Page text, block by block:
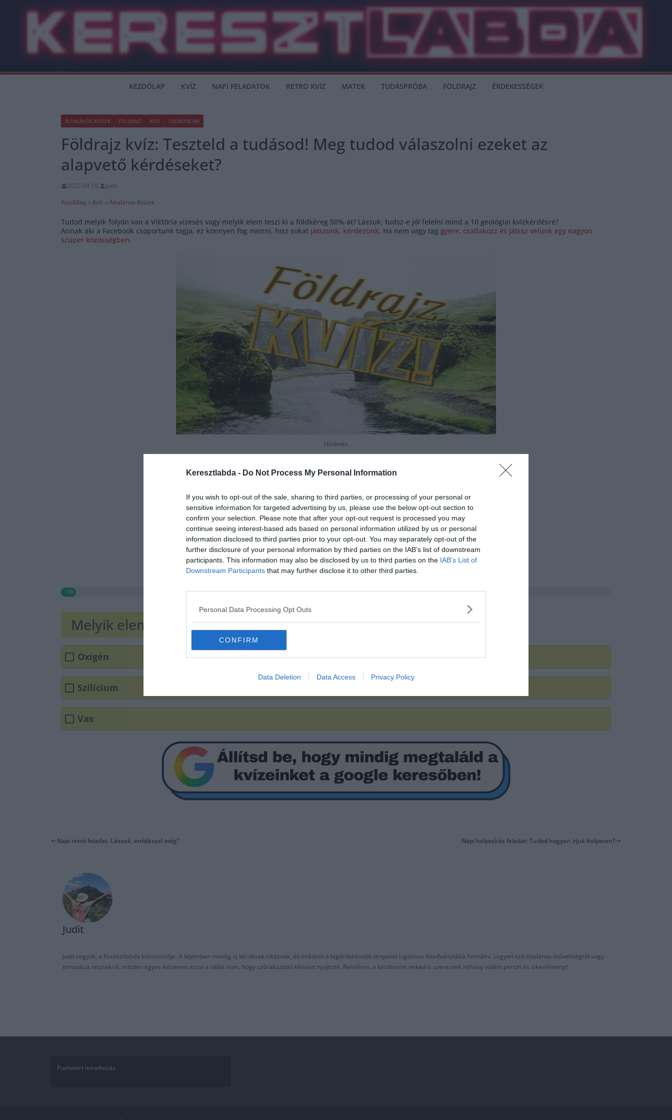
Keresztlabda - Do Not Process My Personal Information
If you wish to opt-out of the sale, sharing to third parties, or processing of your personal or
sensitive information for targeted advertising by us, please use the below opt-out section to
confirm your selection. Please note that after your opt-out request is processed you may
continue seeing interest-based ads based on personal information utilized by us or personal
information disclosed to third parties prior to your opt-out. You may separately opt-out of the
further disclosure of your personal information by third parties on the IAB’s list of downstream
participants. This information may also be disclosed by us to third parties on the IAB’s List of
Downstream Participants that may further disclose it to other third parties.
Personal Data Processing Opt Outs
CONFIRM
Data Deletion Data Access Privacy Policy
KEZDŐLAP KVÍZ NAPI FELADATOK RETRO KVÍZ MATEK TUDÁSPRÓBA FÖLDRAJZ ÉRDEKESSÉGEK
ÁLTALÁNOS KVÍZEK FÖLDRAJZ KVÍZ TUDÁSPRÓBA
Földrajz kvíz: Teszteld a tudásod! Meg tudod válaszolni ezeket az
alapvető kérdéseket?
2025.09.19.
Judit
Kezdőlap » Kvíz » Általános Kvízek
Tudod melyik folyón van a Viktória vízesés vagy melyik elem teszi ki a földkéreg 50%-át? Lássuk, tudsz-e jól felelni mind a 10 geológiai kvízkérdésre?
Annak aki a Facebook csoportunk tagja, ez könnyen fog menni, hisz sokat játszunk, kérdezünk. Ha nem vagy tag gyere, csatlakozz és játssz velünk egy nagyon
szuper közösségben.
Hirdetés
0%
Melyik elem teszi ki a földkéreg 50%-át?
Oxigén
Szilícium
Vas
Napi retró feladat: Lássuk, emlékszel még? Napi helyesírás feladat: Tudod hogyan írjuk helyesen?
Judit
Judit vagyok, a Keresztlabda kvízszerzője. A fejemben mindig új kérdések cikáznak, és imádom a legérdekesebb tényeket izgalmas feladványokká formálni. Legyen szó általános műveltségről vagy
tematikus tesztekről, minden egyes kvízemet azzal a céllal írom, hogy szórakoztató kihívást nyújtsak. Remélem, a kérdéseim neked is szereznek néhány vidám percet és sikerélményt!
Pushalert leíratkozás